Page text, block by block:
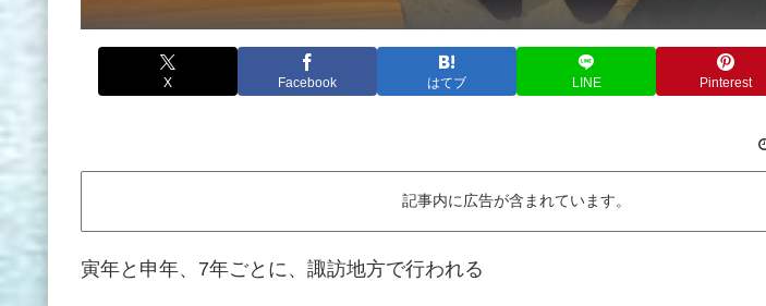
X Facebook はてブ LINE Pinterest
記事内に広告が含まれています。
寅年と申年、7年ごとに、諏訪地方で行われる